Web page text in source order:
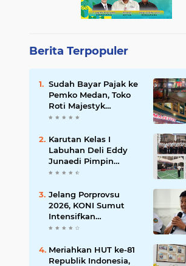
Berita Terpopuler
Sudah Bayar Pajak ke
Pemko Medan, Toko
Roti Majestyk
Terancam Gulung
Jalan Ditutup
Pedagang Angkringan
Karutan Kelas I
Labuhan Deli Eddy
Junaedi Pimpin
Upacara Peringatan
2026
Jelang Porprovsu
2026, KONI Sumut
Intensifkan
Pembinaan Atlet
Meriahkan HUT ke-81
Republik Indonesia,